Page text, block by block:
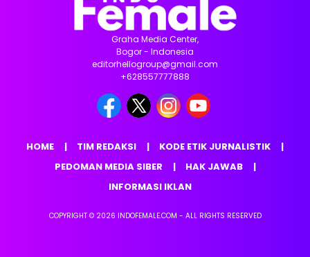
Graha Media Center,
Bogor - Indonesia
editorhellogroup@gmail.com
+628557777888
HOME TIM REDAKSI
KODE ETIK JURNALISTIK
PEDOMAN MEDIA SIBER
HAK JAWAB
INFORMASI IKLAN
COPYRIGHT © 2026 INDOFEMALE.COM - ALL RIGHTS RESERVED